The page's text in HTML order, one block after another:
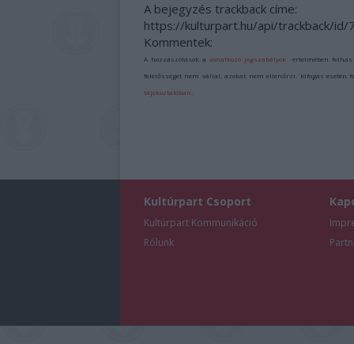
A bejegyzés trackback címe:
https://kulturpart.hu/api/trackback/id/
Kommentek:
A hozzászólások avonatkozó jogszabályok értelmében
felelősséget nem vállal, azokat nem ellenőrzi. Kifogás esetén
tájékoztatóban
Kultúrpart Csoport
Kultúrpart Kommunikáció
Rólunk